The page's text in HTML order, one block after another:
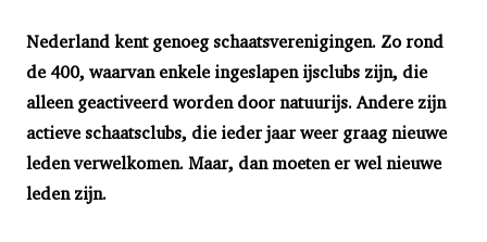
Nederland kent genoeg schaatsverenigingen. Zo rond
de 400, waarvan enkele ingeslapen ijsclubs zijn, die
alleen geactiveerd worden door natuurijs. Andere zijn
actieve schaatsclubs, die ieder jaar weer graag nieuwe
leden verwelkomen. Maar, dan moeten er wel nieuwe
leden zijn.